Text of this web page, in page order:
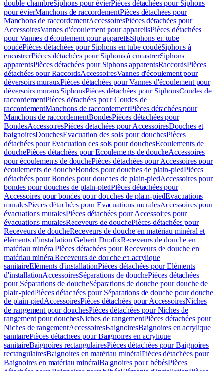
double chambreSiphons pour évierPièces détachées pour Siphons
pour évierManchons de raccordementPièces détachées pour
Manchons de raccordementAccessoiresPièces détachées pour
AccessoiresVannes d'écoulement pour appareilsPièces détachées
pour Vannes d'écoulement pour appareilsSiphons en tube
coudéPièces détachées pour Siphons en tube coudéSiphons à
encastrerPièces détachées pour Siphons à encastrerSiphons
apparentsPièces détachées pour Siphons apparentsRaccordsPièces
détachées pour RaccordsAccessoiresVannes d'écoulement pour
déversoirs murauxPièces détachées pour Vannes d'écoulement pour
déversoirs murauxSiphonsPièces détachées pour SiphonsCoudes de
raccordementPièces détachées pour Coudes de
raccordementManchons de raccordementPièces détachées pour
Manchons de raccordementBondesPièces détachées pour
BondesAccessoiresPièces détachées pour AccessoiresDouches et
baignoiresDouchesEvacuation des sols pour douchesPièces
détachées pour Evacuation des sols pour douchesEcoulements de
douchePièces détachées pour Ecoulements de doucheAccessoires
pour écoulements de douchePièces détachées pour Accessoires pour
écoulements de doucheBondes pour douches de plain-piedPièces
détachées pour Bondes pour douches de plain-piedAccessoires pour
bondes pour douches de plain-piedPièces détachées pour
Accessoires pour bondes pour douches de plain-piedEvacuations
muralesPièces détachées pour Evacuations muralesAccessoires pour
évacuations muralesPièces détachées pour Accessoires pour
évacuations muralesReceveurs de douchePièces détachées pour
Receveurs de doucheReceveurs de douche en matériau minéral et
éléments d’installation Geberit DuofixReceveurs de douche en
matériau minéralPièces détachées pour Receveurs de douche en
matériau minéralReceveurs de douche en acrylique
sanitaireEléments d'installationPièces détachées pour Eléments
d'installationAccessoiresSéparations de douchePièces détachées
pour Séparations de doucheSéparations de douche pour douche de
plain-piedPièces détachées pour Séparations de douche pour douche
de plain-piedAccessoiresPièces détachées pour AccessoiresNiches
de rangement pour douchesPièces détachées pour Niches de
rangement pour douchesNiches de rangementPièces détachées pour
Niches de rangementAccessoiresBaignoiresBaignoires en acrylique
sanitairePièces détachées pour Baignoires en acrylique
sanitaireBaignoires rectangulairesPièces détachées pour Baignoires
rectangulairesBaignoires en matériau minéralPièces détachées pour
Baignoires en matériau minéralBaignoires pour bébésPièces